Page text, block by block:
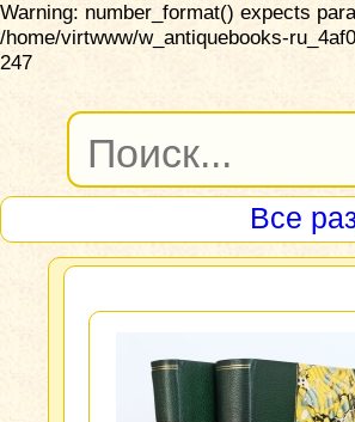
Warning: number_format() expects
/home/virtwww/w_antiquebooks-
247
Все